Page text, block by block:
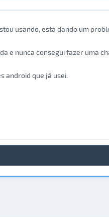
usando, esta dando um
e nunca consegui fazer uma
android que já usei.